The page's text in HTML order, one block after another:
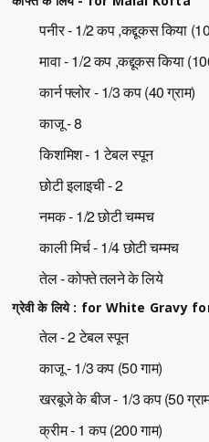
पनीर - 1/2 कप ,कद्दूकस किया
मावा - 1/2 कप ,कद्दूकस किया
कार्न फ्लोर - 1/3 कप (40 ग्राम)
काजू - 8
किशमिश - 1 टेबल स्पून
छोटी इलाइची - 2
नमक - 1/2 छोटी चम्मच
काली मिर्च - 1/4 छोटी चम्मच
तेल - कोफ्ते तलने के लिये
ग्रेवी के लिये : for White Gravy
तेल - 2 टेबल स्पून
काजू - 1/3 कप (50 गाम)
खरबूजे के बीज - 1/3 कप (50
क्रीम - 1 कप (200 गाम)